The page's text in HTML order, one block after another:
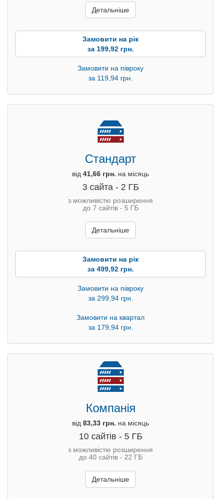
Детальніше
Замовити на рік
за 199,92 грн.
Замовити на півроку
за 119,94 грн.
Стандарт
від 41,66 грн. на місяць
3 сайта - 2 ГБ
з можливістю розширення
до 7 сайтів - 5 ГБ
Детальніше
Замовити на рік
за 499,92 грн.
Замовити на півроку
за 299,94 грн.
Замовити на квартал
за 179,94 грн.
Компанія
від 83,33 грн. на місяць
10 сайтів - 5 ГБ
з можливістю розширення
до 40 сайтів - 22 ГБ
Детальніше